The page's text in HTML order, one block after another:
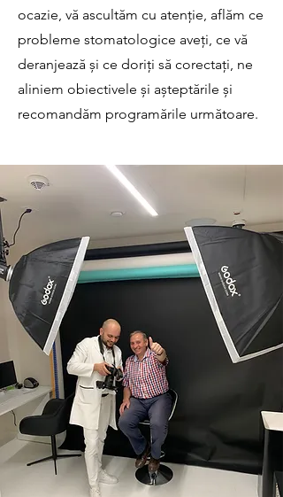
ocazie, vă ascultăm cu atenție, aflăm ce
probleme stomatologice aveți, ce vă
deranjează și ce doriți să corectați, ne
aliniem obiectivele și așteptările și
recomandăm programările următoare.